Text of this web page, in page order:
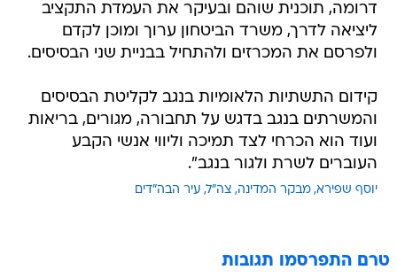
דרומה, תוכנית שוהם ובעיקר את העמדת התקציב
ליציאה לדרך, משרד הביטחון ערוך ומוכן לקדם
ולפרסם את המכרזים ולהתחיל בבניית שני הבסיסים.
קידום התשתיות הלאומיות בנגב לקליטת הבסיסים
והמשרתים בנגב בדגש על תחבורה, מגורים, בריאות
ועוד הוא הכרחי לצד תמיכה וליווי אנשי הקבע
העוברים לשרת ולגור בנגב".
יוסף שפירא מבקר המדינה צה"ל עיר הבה"דים
טרם התפרסמו תגובות